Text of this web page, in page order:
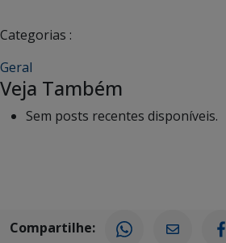
Categorias :
Geral
Veja Também
Sem posts recentes disponíveis.
Compartilhe: